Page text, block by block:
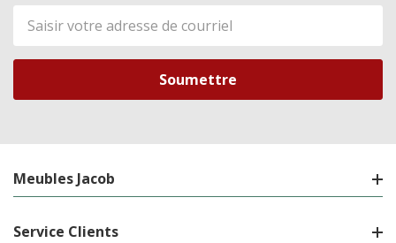
Adresse
de
courriel
Meubles Jacob
Service Clients